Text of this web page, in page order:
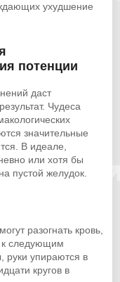
ухудшение
потенции
даст
Чудеса
значительные
В идеале,
или хотя бы
пустой желудок.
разогнать кровь,
к следующим
руки упираются в
кругов в